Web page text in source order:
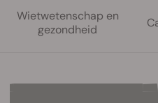
Wietwetenschap en
gezondheid